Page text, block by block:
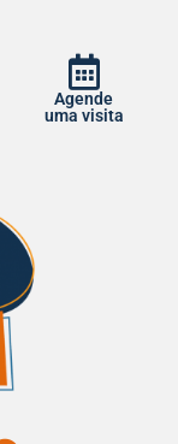
Agende
uma visita